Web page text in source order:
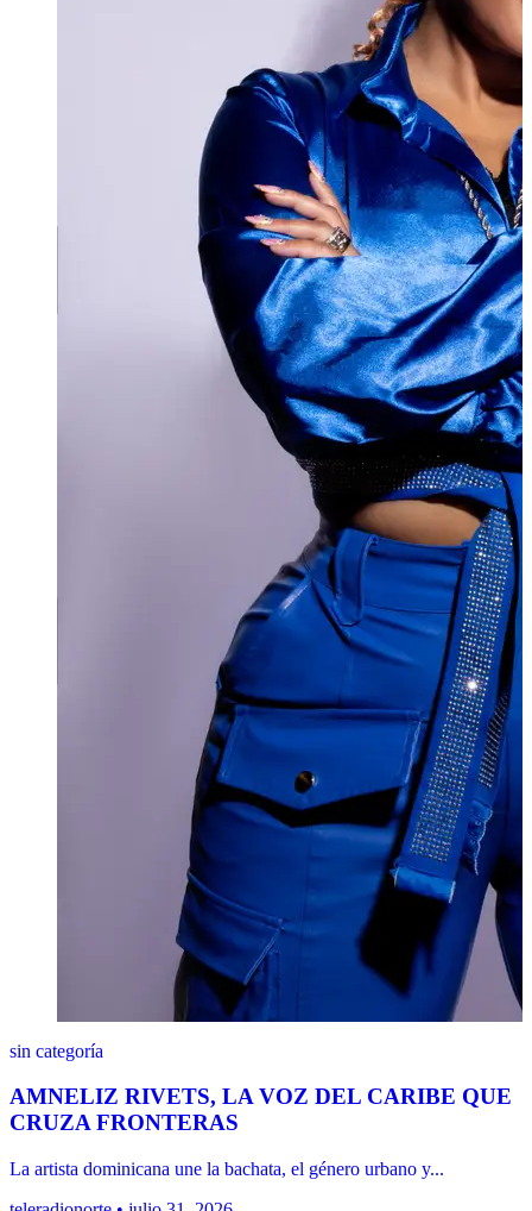
sin categoría
AMNELIZ RIVETS, LA VOZ DEL CARIBE QUE
CRUZA FRONTERAS
La artista dominicana une la bachata, el género urbano y...